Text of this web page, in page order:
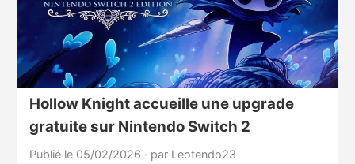
Hollow Knight accueille une upgrade
gratuite sur Nintendo Switch 2
Publié le 05/02/2026 · par Leotendo23